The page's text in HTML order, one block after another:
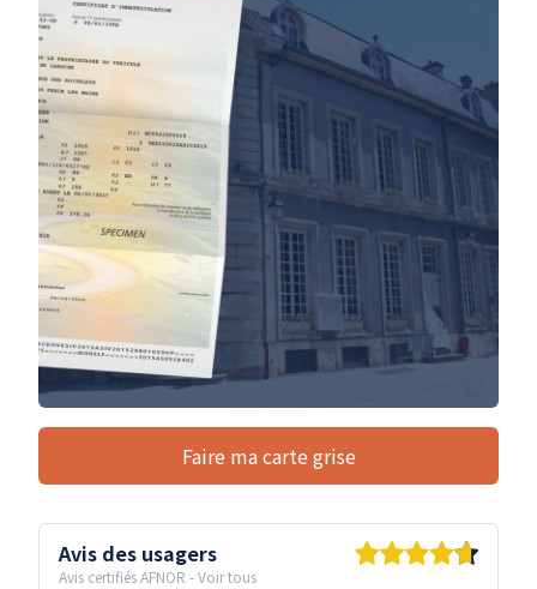
Faire ma carte grise
Avis des usagers
Avis certifiés AFNOR -Voir tous